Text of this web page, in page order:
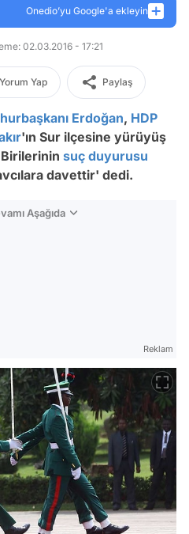
Onedio’yu Google'a ekleyin
02.03.2016 - 17:21
Yorum Yap Paylaş
Erdoğan, HDP
'ın Sur ilçesine yürüyüş
suç duyurusu
davettir' dedi.
Aşağıda
Reklam